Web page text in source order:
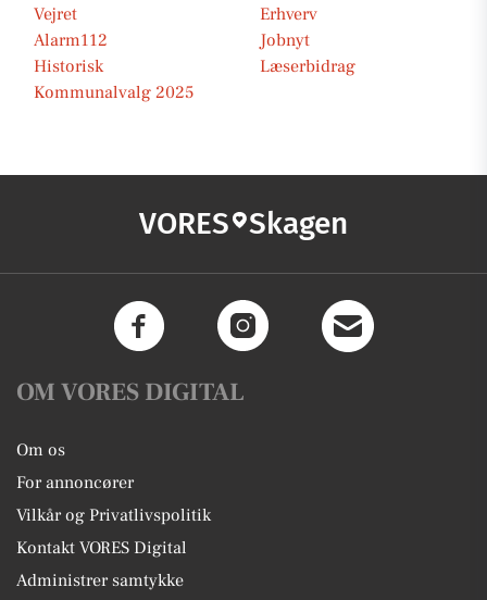
Vejret
Erhverv
Alarm112
Jobnyt
Historisk
Læserbidrag
Kommunalvalg 2025
VORES Skagen
OM VORES DIGITAL
Om os
For annoncører
Vilkår og Privatlivspolitik
Kontakt VORES Digital
Administrer samtykke